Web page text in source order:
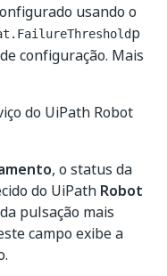
usando o
p
configuração. Mais
do UiPath Robot
, o status da
do UiPath Robot
pulsação mais
campo exibe a